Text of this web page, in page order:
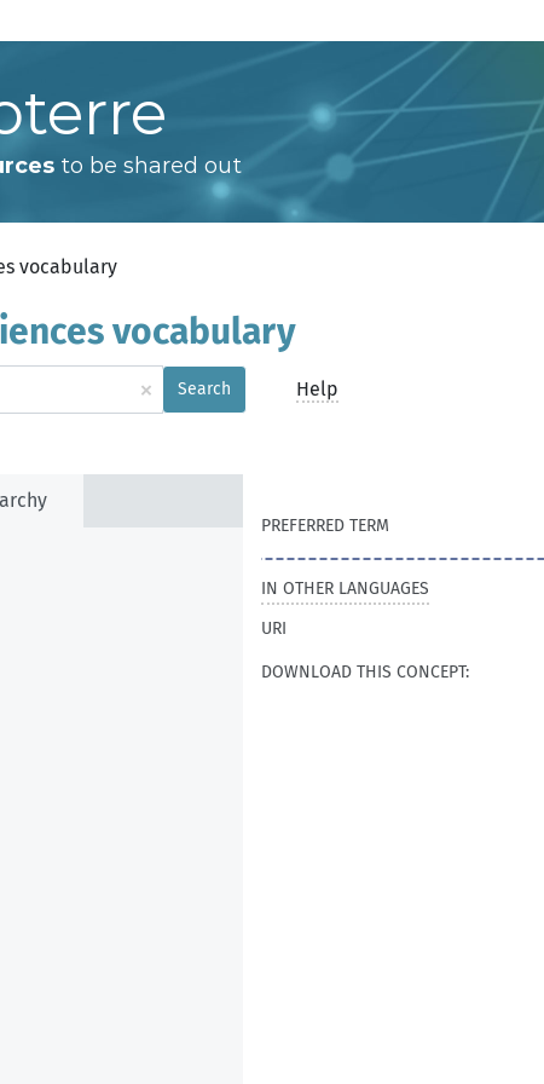
to be shared out
vocabulary
vocabulary
× Search Help
PREFERRED TERM
IN OTHER LANGUAGES
URI
DOWNLOAD THIS CONCEPT: